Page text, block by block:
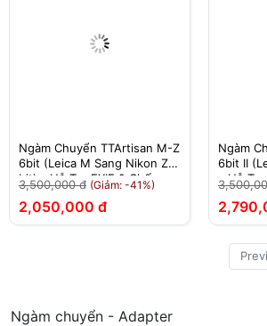
Ngàm Chuyển TTArtisan M-Z
6bit (Leica M Sang Nikon Z 6
bit) - Hỗ Trợ EXIF & Chống
Rung
3,500,000 đ (Giảm: -41%)
2,050,000 đ
Ngàm
6bit II
– Hỗ Trợ
Ngàm chuyển - Adapter